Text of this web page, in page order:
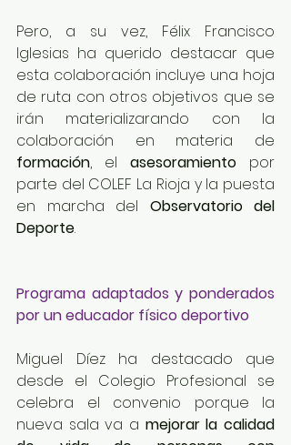
Pero, a su vez, Félix Francisco
Iglesias ha querido destacar que
esta colaboración incluye una hoja
de ruta con otros objetivos que se
irán materializarando con la
formación, el asesoramiento por
parte del COLEF La Rioja y la puesta
en marcha del Observatorio del
Deporte.
Programa adaptados y ponderados
por un educador físico deportivo
Miguel Díez ha destacado que
desde el Colegio Profesional se
celebra el convenio porque la
nueva sala va a mejorar la calidad